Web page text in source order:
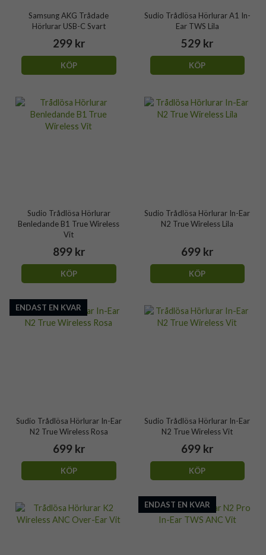
Samsung AKG Trådade
Hörlurar USB-C Svart
299 kr
KÖP
Sudio Trådlösa Hörlurar A1 In-
Ear TWS Lila
529 kr
KÖP
Sudio Trådlösa Hörlurar
Benledande B1 True Wireless
Vit
899 kr
KÖP
Sudio Trådlösa Hörlurar In-Ear
N2 True Wireless Lila
699 kr
KÖP
ENDAST EN KVAR
Sudio Trådlösa Hörlurar In-Ear
N2 True Wireless Rosa
699 kr
KÖP
Sudio Trådlösa Hörlurar In-Ear
N2 True Wireless Vit
699 kr
KÖP
ENDAST EN KVAR